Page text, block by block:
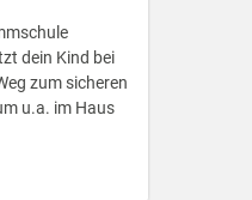
dein Kind bei
zum sicheren
u.a. im Haus